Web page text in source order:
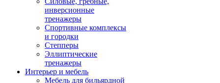
инверсионные
тренажеры
Спортивные комплексы
и городки
Степперы
Эллиптические
тренажеры
Интерьер и мебель
Мебель для бильярдной